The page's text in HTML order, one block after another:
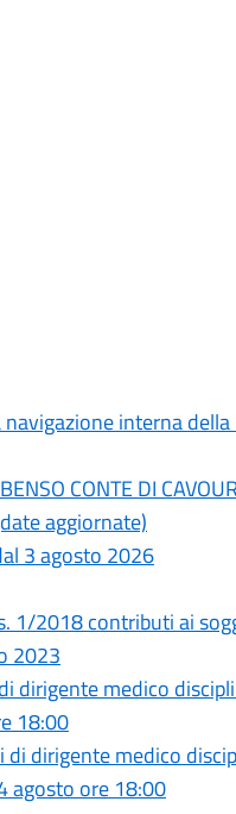
interna della
CONTE DI
aggiornate)
3 agosto 2026
1/2018 contributi ai
2023
dirigente medico
18:00
di dirigente medico
agosto ore 18:00